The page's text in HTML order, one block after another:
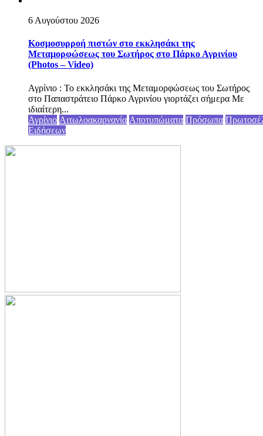
6 Αυγούστου 2026
Κοσμοσυρροή πιστών στο εκκλησάκι της
Μεταμορφώσεως του Σωτήρος στο Πάρκο Αγρινίου
(Photos – Video)
Αγρίνιο : Το εκκλησάκι της Μεταμορφώσεως του Σωτήρος
στο Παπαστράτειο Πάρκο Αγρινίου γιορτάζει σήμερα Με
ιδιαίτερη...
Αγρίνιο Αιτωλοακαρνανία Αποτυπώματα Πρόσωπα
Ειδήσεων